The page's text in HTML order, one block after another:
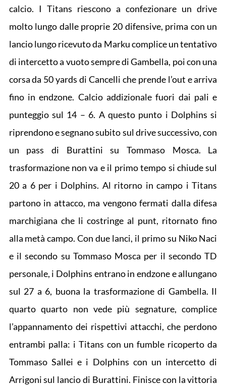
calcio. I Titans riescono a confezionare un drive
molto lungo dalle proprie 20 difensive, prima con un
lancio lungo ricevuto da Marku complice un tentativo
di intercetto a vuoto sempre di Gambella, poi con una
corsa da 50 yards di Cancelli che prende l’out e arriva
fino in endzone. Calcio addizionale fuori dai pali e
punteggio sul 14 – 6. A questo punto i Dolphins si
riprendono e segnano subito sul drive successivo, con
un pass di Burattini su Tommaso Mosca. La
trasformazione non va e il primo tempo si chiude sul
20 a 6 per i Dolphins. Al ritorno in campo i Titans
partono in attacco, ma vengono fermati dalla difesa
marchigiana che li costringe al punt, ritornato fino
alla metà campo. Con due lanci, il primo su Niko Naci
e il secondo su Tommaso Mosca per il secondo TD
personale, i Dolphins entrano in endzone e allungano
sul 27 a 6, buona la trasformazione di Gambella. Il
quarto quarto non vede più segnature, complice
l’appannamento dei rispettivi attacchi, che perdono
entrambi palla: i Titans con un fumble ricoperto da
Tommaso Sallei e i Dolphins con un intercetto di
Arrigoni sul lancio di Burattini. Finisce con la vittoria